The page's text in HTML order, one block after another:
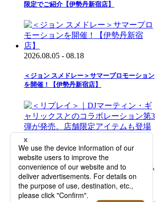
限定でご紹介【伊勢丹新宿店】
2026.08.05 - 08.18
＜ジョン スメドレー＞サマープロモーション
を開催！【伊勢丹新宿店】
2026.08.05 - 08.18
＜リプレイ＞｜DJマーティン・ギャリックス
とのコラボレーション第3弾が発売。店舗限
定アイテムも登場【伊勢丹新宿店】